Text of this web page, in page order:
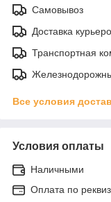
Самовывоз
Доставка
Транспортная
Все условия
Условия оплаты
Наличными
Оплата по